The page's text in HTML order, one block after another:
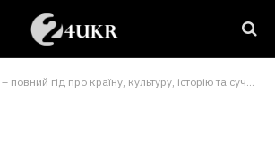
гід про країну, культуру, історію та сучасне життя